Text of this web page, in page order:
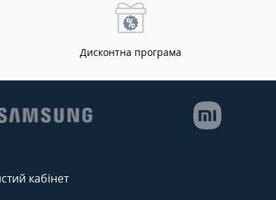
Дисконтна програма
кабінет